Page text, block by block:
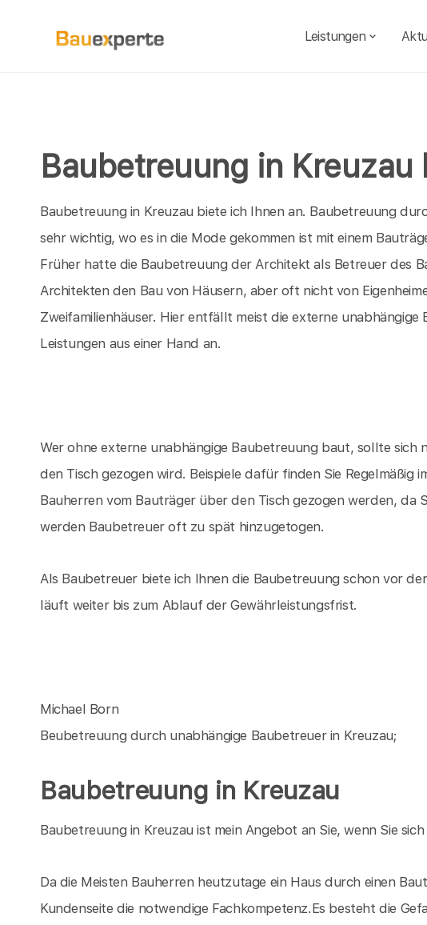
Leistungen
Baubetreuung in Kreuzau
Baubetreuung in Kreuzau biete ich Ihnen an. Baubetreuung
sehr wichtig, wo es in die Mode gekommen ist mit einem
Früher hatte die Baubetreuung der Architekt als Betreuer des
Architekten den Bau von Häusern, aber oft nicht von
Zweifamilienhäuser. Hier entfällt meist die externe
Leistungen aus einer Hand an.
Wer ohne externe unabhängige Baubetreuung baut, sollte sich
den Tisch gezogen wird. Beispiele dafür finden Sie Regelmäßig
Bauherren vom Bauträger über den Tisch gezogen werden, da
werden Baubetreuer oft zu spät hinzugetogen.
Als Baubetreuer biete ich Ihnen die Baubetreuung schon vor
läuft weiter bis zum Ablauf der Gewährleistungsfrist.
Michael Born
Beubetreuung durch unabhängige Baubetreuer in Kreuzau;
Baubetreuung in Kreuzau
Baubetreuung in Kreuzau ist mein Angebot an Sie, wenn Sie
Da die Meisten Bauherren heutzutage ein Haus durch einen
Kundenseite die notwendige Fachkompetenz.Es besteht die